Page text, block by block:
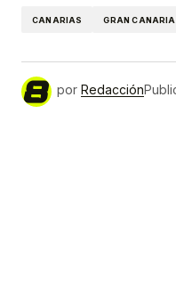
CANARIAS GRAN CANARIA
por Redacción